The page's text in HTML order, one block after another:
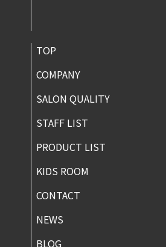
TOP
COMPANY
SALON QUALITY
STAFF LIST
PRODUCT LIST
KIDS ROOM
CONTACT
NEWS
BLOG